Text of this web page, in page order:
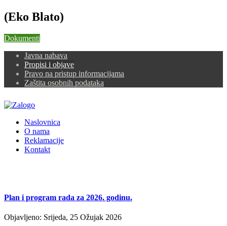
(Eko Blato)
Dokumenti
Javna nabava
Propisi i objave
Pravo na pristup informacijama
Zaštita osobnih podataka
Naslovnica
O nama
Reklamacije
Kontakt
Plan i program rada za 2026. godinu.
Objavljeno: Srijeda, 25 Ožujak 2026